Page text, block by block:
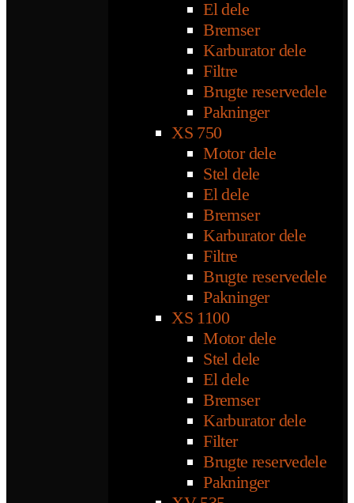
El dele
Bremser
Karburator dele
Filtre
Brugte reservedele
Pakninger
XS 750
Motor dele
Stel dele
El dele
Bremser
Karburator dele
Filtre
Brugte reservedele
Pakninger
XS 1100
Motor dele
Stel dele
El dele
Bremser
Karburator dele
Filter
Brugte reservedele
Pakninger